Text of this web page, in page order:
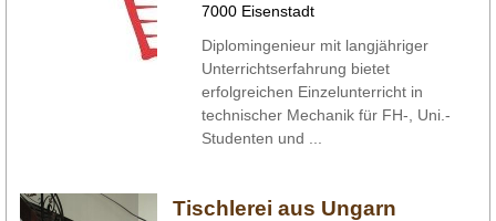
7000 Eisenstadt
Diplomingenieur mit langjähriger
Unterrichtserfahrung bietet
erfolgreichen Einzelunterricht in
technischer Mechanik für FH-, Uni.-
Studenten und ...
Tischlerei aus Ungarn